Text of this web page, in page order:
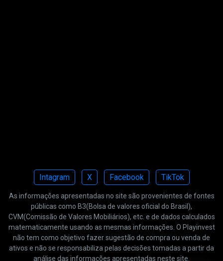
Intagram X Facebook TikTok
As informações apresentadas no site são provenientes de fontes
públicas como B3(Bolsa de valores oficial do Brasil),
CVM(Comissão de Valores Mobiliários), etc. e de dados calculados
matematicamente usando as mesmas informações. O Playinvest
não tem como objetivo fazer sugestão de compra ou venda de
ativos e não se responsabiliza pelas decisões tomadas a partir da
análise das informações apresentadas neste site.